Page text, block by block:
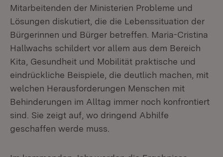
Mitarbeitenden der Ministerien Probleme und
Lösungen diskutiert, die die Lebenssituation der
Bürgerinnen und Bürger betreffen. Maria-Cristina
Hallwachs schildert vor allem aus dem Bereich
Kita, Gesundheit und Mobilität praktische und
eindrückliche Beispiele, die deutlich machen, mit
welchen Herausforderungen Menschen mit
Behinderungen im Alltag immer noch konfrontiert
sind. Sie zeigt auf, wo dringend Abhilfe
geschaffen werde muss.